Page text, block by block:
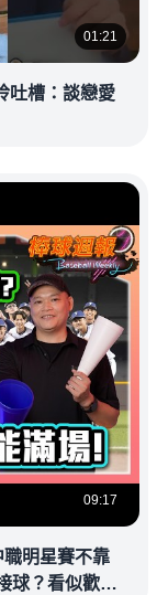
01:21
吐槽：談戀愛
09:17
職明星賽不靠
球？看似歡樂